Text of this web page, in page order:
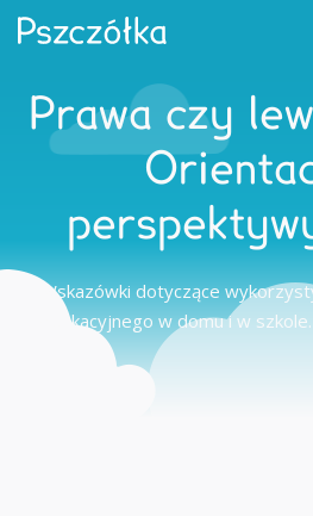
Prawa czy
Wskazówki dotyczące
edukacyjnego w domu i w szkole.